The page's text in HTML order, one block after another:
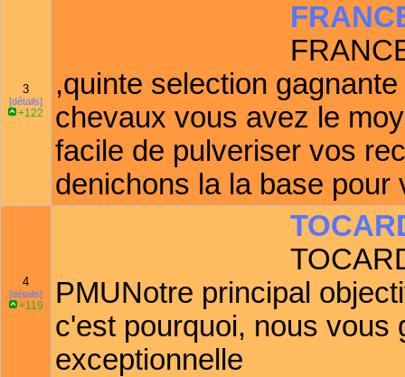
3
[détails]
+122
,quinte selection
chevaux vous avez le
facile de pulveriser vos
denichons la la base pour
4
[détails]
+119
PMUNotre principal
c'est pourquoi, nous vous
exceptionnelle